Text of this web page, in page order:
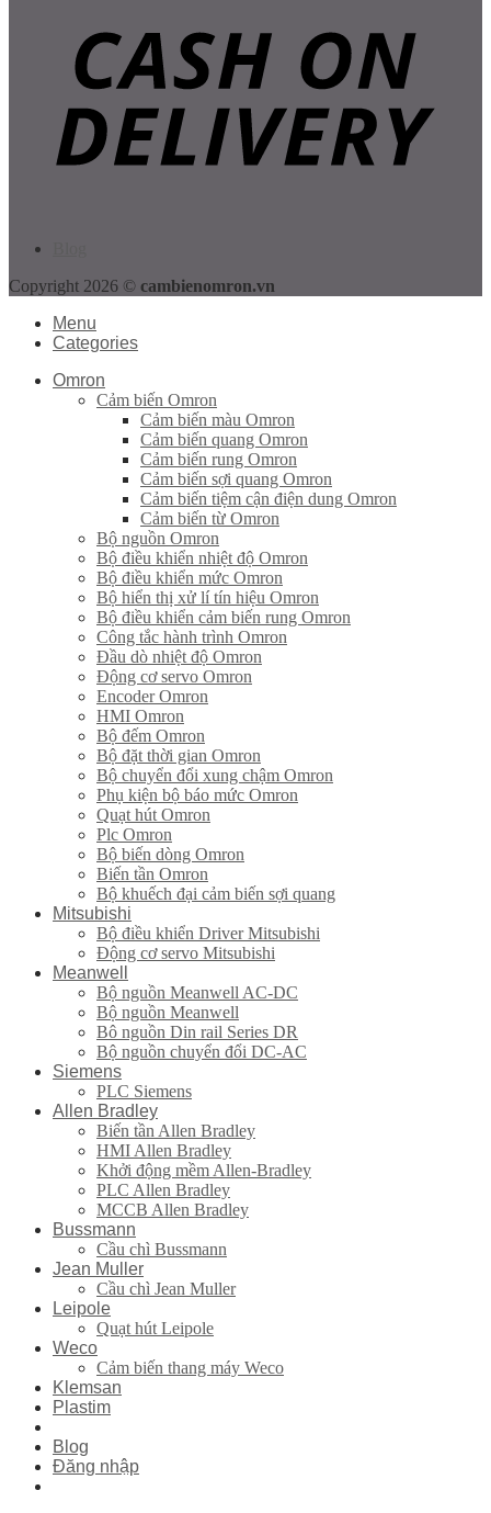
Copyright 2026 © cambienomron.vn
Menu
Categories
Omron
Cảm biến Omron
Cảm biến màu Omron
Cảm biến quang Omron
Cảm biến rung Omron
Cảm biến sợi quang Omron
Cảm biến tiệm cận điện dung Omron
Cảm biến từ Omron
Bộ nguồn Omron
Bộ điều khiển nhiệt độ Omron
Bộ điều khiển mức Omron
Bộ hiển thị xử lí tín hiệu Omron
Bộ điều khiển cảm biến rung Omron
Công tắc hành trình Omron
Đầu dò nhiệt độ Omron
Động cơ servo Omron
Encoder Omron
HMI Omron
Bộ đếm Omron
Bộ đặt thời gian Omron
Bộ chuyển đổi xung chậm Omron
Phụ kiện bộ báo mức Omron
Quạt hút Omron
Plc Omron
Bộ biến dòng Omron
Biến tần Omron
Bộ khuếch đại cảm biến sợi quang
Mitsubishi
Bộ điều khiển Driver Mitsubishi
Động cơ servo Mitsubishi
Meanwell
Bộ nguồn Meanwell AC-DC
Bộ nguồn Meanwell
Bô nguồn Din rail Series DR
Bộ nguồn chuyển đổi DC-AC
Siemens
PLC Siemens
Allen Bradley
Biến tần Allen Bradley
HMI Allen Bradley
Khởi động mềm Allen-Bradley
PLC Allen Bradley
MCCB Allen Bradley
Bussmann
Cầu chì Bussmann
Jean Muller
Cầu chì Jean Muller
Leipole
Quạt hút Leipole
Weco
Cảm biến thang máy Weco
Klemsan
Plastim
Blog
Đăng nhập